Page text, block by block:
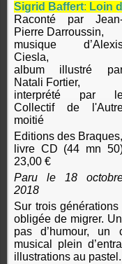
Sigrid Baffert: Loin
Raconté par
Pierre Darroussin,
musique
Ciesla,
album illustré
Natali Fortier,
interprété par
Collectif de
moitié
Editions des Braques,
livre CD (44 mn
23,00 €
Paru le 18
2018
Sur trois générations
obligée de migrer.
pas d’humour, un
musical plein
illustrations au pastel.